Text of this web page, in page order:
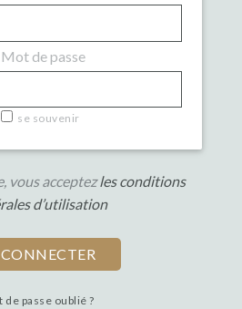
Mot de passe
se souvenir
vous acceptezles conditions
d’utilisation
de passe oublié ?